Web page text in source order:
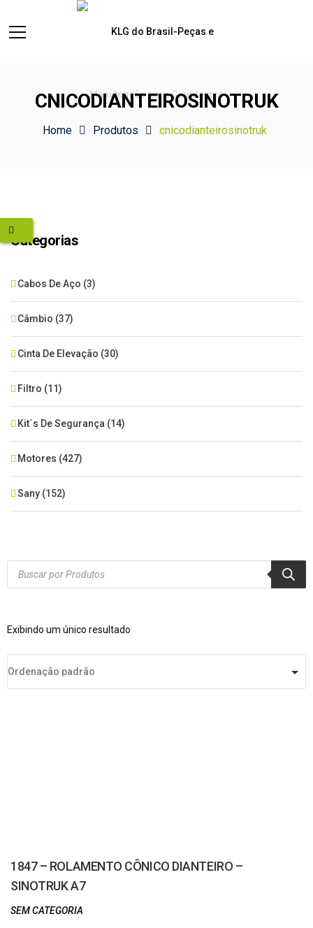
CNICODIANTEIROSINOTRUK
Home Produtos cnicodianteirosinotruk
Categorias
Cabos De Aço (3)
Câmbio (37)
Cinta De Elevação (30)
Filtro (11)
Kit´s De Segurança (14)
Motores (427)
Sany (152)
Xcmg(425)
Products
search
Exibindo um único resultado
1847 – ROLAMENTO CÔNICO DIANTEIRO –
SINOTRUK A7
SEM CATEGORIA